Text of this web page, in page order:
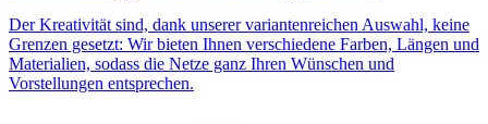
Der Kreativität sind, dank unserer variantenreichen Auswahl, keine
Grenzen gesetzt: Wir bieten Ihnen verschiedene Farben, Längen und
Materialien, sodass die Netze ganz Ihren Wünschen und
Vorstellungen entsprechen.